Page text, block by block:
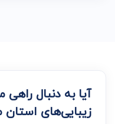
آیا به دنبال
زیبایی‌های استان